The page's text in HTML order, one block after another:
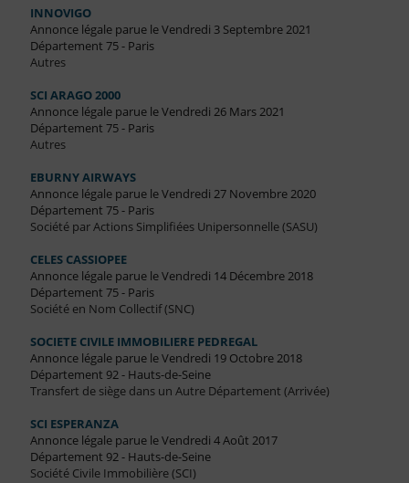
INNOVIGO
Annonce légale parue le Vendredi 3 Septembre 2021
Département 75 - Paris
Autres
SCI ARAGO 2000
Annonce légale parue le Vendredi 26 Mars 2021
Département 75 - Paris
Autres
EBURNY AIRWAYS
Annonce légale parue le Vendredi 27 Novembre 2020
Département 75 - Paris
Société par Actions Simplifiées Unipersonnelle (SASU)
CELES CASSIOPEE
Annonce légale parue le Vendredi 14 Décembre 2018
Département 75 - Paris
Société en Nom Collectif (SNC)
SOCIETE CIVILE IMMOBILIERE PEDREGAL
Annonce légale parue le Vendredi 19 Octobre 2018
Département 92 - Hauts-de-Seine
Transfert de siège dans un Autre Département (Arrivée)
SCI ESPERANZA
Annonce légale parue le Vendredi 4 Août 2017
Département 92 - Hauts-de-Seine
Société Civile Immobilière (SCI)